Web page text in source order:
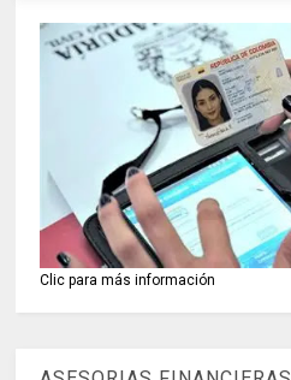
Clic para más información